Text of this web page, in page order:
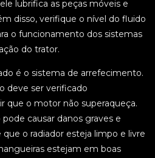
lubrifica as peças móveis e
disso, verifique o nível do fluido
o funcionamento dos sistemas
do trator.
é o sistema de arrefecimento.
deve ser verificado
que o motor não superaqueça.
causar danos graves e
o radiador esteja limpo e livre
estejam em boas